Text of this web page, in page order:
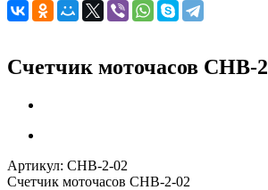
Счетчик моточасов CHB-
Артикул: CHB-2-02
Счетчик моточасов CHB-2-02